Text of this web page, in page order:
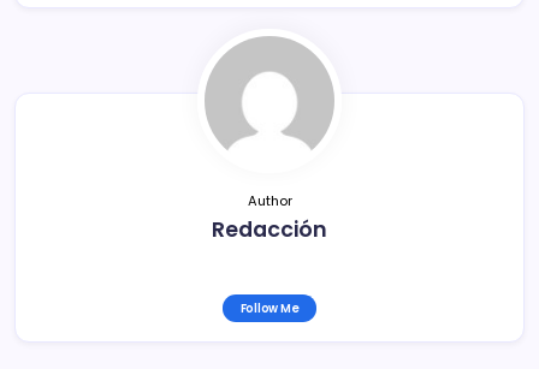
tir
Author
Redacción
Follow Me